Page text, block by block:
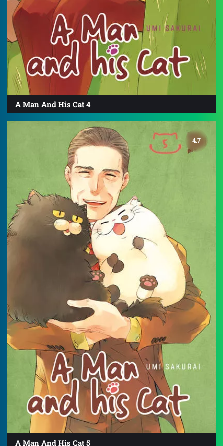
A Man And His Cat 4
4.7
A Man And His Cat 5